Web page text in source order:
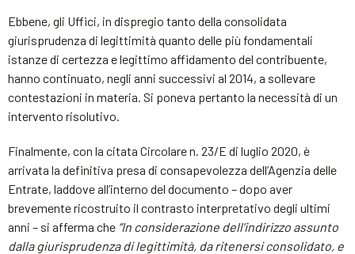
Ebbene, gli Uffici, in dispregio tanto della consolidata
giurisprudenza di legittimità quanto delle più fondamentali
istanze di certezza e legittimo affidamento del contribuente,
hanno continuato, negli anni successivi al 2014, a sollevare
contestazioni in materia. Si poneva pertanto la necessità di un
intervento risolutivo.
Finalmente, con la citata Circolare n. 23/E di luglio 2020, è
arrivata la definitiva presa di consapevolezza dell’Agenzia delle
Entrate, laddove all’interno del documento – dopo aver
brevemente ricostruito il contrasto interpretativo degli ultimi
anni – si afferma che “In considerazione dell’indirizzo assunto
dalla giurisprudenza di legittimità, da ritenersi consolidato, e